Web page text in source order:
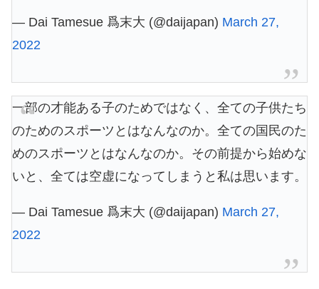
— Dai Tamesue 爲末大 (@daijapan) March 27,
2022
一部の才能ある子のためではなく、全ての子供たち
のためのスポーツとはなんなのか。全ての国民のた
めのスポーツとはなんなのか。その前提から始めな
いと、全ては空虚になってしまうと私は思います。
— Dai Tamesue 爲末大 (@daijapan) March 27,
2022